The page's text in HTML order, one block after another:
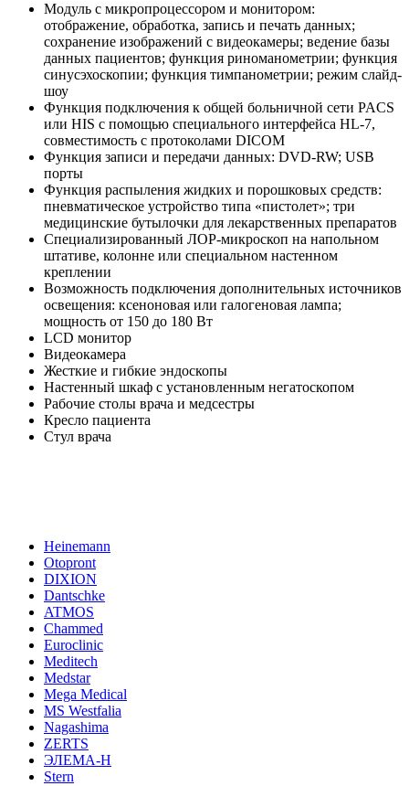
Модуль с микропроцессором и монитором:
отображение, обработка, запись и печать данных;
сохранение изображений с видеокамеры; ведение базы
данных пациентов; функция риноманометрии; функция
синусэхоскопии; функция тимпанометрии; режим слайд-
шоу
Функция подключения к общей больничной сети PACS
или HIS с помощью специального интерфейса HL-7,
совместимость с протоколами DICOM
Функция записи и передачи данных: DVD-RW; USB
порты
Функция распыления жидких и порошковых средств:
пневматическое устройство типа «пистолет»; три
медицинские бутылочки для лекарственных препаратов
Специализированный ЛОР-микроскоп на напольном
штативе, колонне или специальном настенном
креплении
Возможность подключения дополнительных источников
освещения: ксеноновая или галогеновая лампа;
мощность от 150 до 180 Вт
LCD монитор
Видеокамера
Жесткие и гибкие эндоскопы
Настенный шкаф с установленным негатоскопом
Рабочие столы врача и медсестры
Кресло пациента
Стул врача
Heinemann
Otopront
DIXION
Dantschke
ATMOS
Chammed
Euroclinic
Meditech
Medstar
Mega Medical
MS Westfalia
Nagashima
ZERTS
ЭЛЕМА-Н
Stern